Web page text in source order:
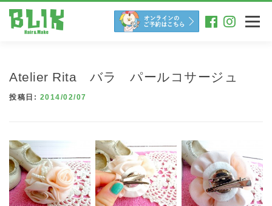
メニュー
Atelier Rita バラ パールコサージュ
投稿日: 2014/02/07